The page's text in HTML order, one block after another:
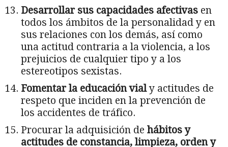
Desarrollar sus capacidades afectivas en
todos los ámbitos de la personalidad y en
sus relaciones con los demás, así como
una actitud contraria a la violencia, a los
prejuicios de cualquier tipo y a los
estereotipos sexistas.
Fomentar la educación vialy actitudes de
respeto que inciden en la prevención de
los accidentes de tráfico.
Procurar la adquisición de hábitos y
actitudes de constancia, limpieza, orden y